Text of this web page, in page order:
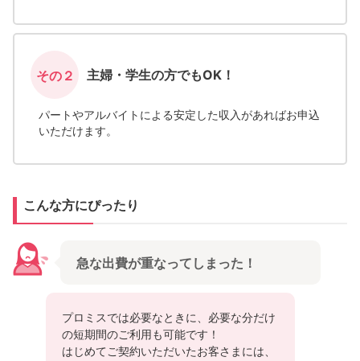
その２ 主婦・学生の方でもOK！
パートやアルバイトによる安定した収入があればお申込
いただけます。
こんな方にぴったり
急な出費が重なってしまった！
プロミスでは必要なときに、必要な分だけ
の短期間のご利用も可能です！
はじめてご契約いただいたお客さまには、